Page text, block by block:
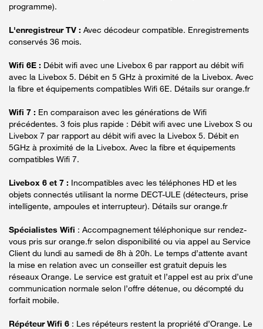
programme).
L'enregistreur TV : Avec décodeur compatible. Enregistrements
conservés 36 mois.
Wifi 6E : Débit wifi avec une Livebox 6 par rapport au débit wifi
avec la Livebox 5. Débit en 5 GHz à proximité de la Livebox. Avec
la fibre et équipements compatibles Wifi 6E. Détails sur orange.fr
Wifi 7 : En comparaison avec les générations de Wifi
précédentes. 3 fois plus rapide : Débit wifi avec une Livebox S ou
Livebox 7 par rapport au débit wifi avec la Livebox 5. Débit en
5GHz à proximité de la Livebox. Avec la fibre et équipements
compatibles Wifi 7.
Livebox 6 et 7 : Incompatibles avec les téléphones HD et les
objets connectés utilisant la norme DECT-ULE (détecteurs, prise
intelligente, ampoules et interrupteur). Détails sur orange.fr
Spécialistes Wifi : Accompagnement téléphonique sur rendez-
vous pris sur orange.fr selon disponibilité ou via appel au Service
Client du lundi au samedi de 8h à 20h. Le temps d’attente avant
la mise en relation avec un conseiller est gratuit depuis les
réseaux Orange. Le service est gratuit et l’appel est au prix d’une
communication normale selon l’offre détenue, ou décompté du
forfait mobile.
Répéteur Wifi 6 : Les répéteurs restent la propriété d’Orange. Le